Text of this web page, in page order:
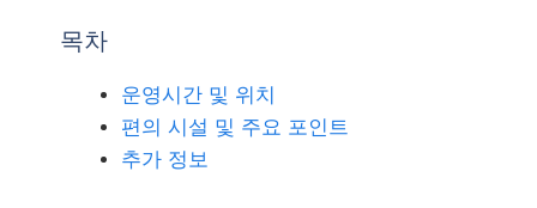
목차
운영시간 및 위치
편의 시설 및 주요 포인트
추가 정보